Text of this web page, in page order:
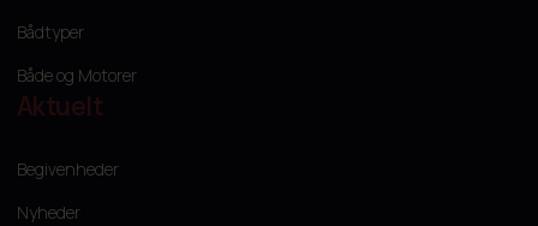
Bådtyper
Både og Motorer
Aktuelt
Begivenheder
Nyheder